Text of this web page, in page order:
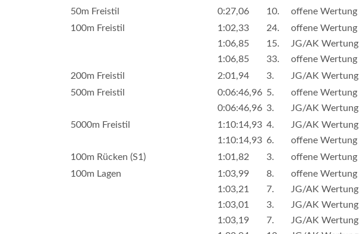
50m Freistil
0:27,06 10. offene Wertung
100m Freistil
1:02,33 24. offene Wertung
1:06,85
15. JG/AK Wertung
1:06,85
33. offene Wertung
200m Freistil
2:01,94 3. JG/AK Wertung
500m Freistil
0:06:46,96 5. offene Wertung
0:06:46,96 3. JG/AK Wertung
5000m Freistil
1:10:14,93 4. JG/AK Wertung
1:10:14,93 6. offene Wertung
100m Rücken (S1)
1:01,82 3. offene Wertung
100m Lagen
1:03,99 8. offene Wertung
1:03,21
7. JG/AK Wertung
1:03,01
3. JG/AK Wertung
1:03,19
7. JG/AK Wertung